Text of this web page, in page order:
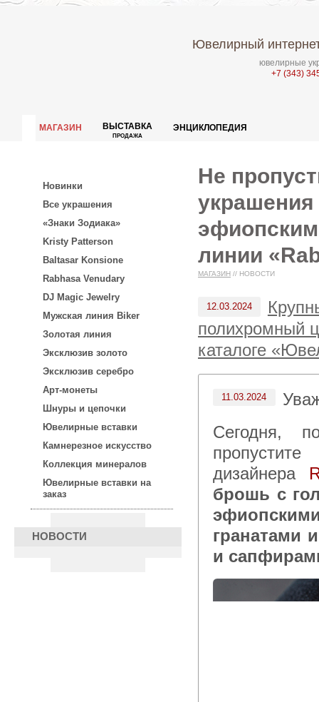
Ювелирный
ювелирные
+7 (343)
МАГАЗИН ВЫСТАВКА
ПРОДАЖА
ЭНЦИКЛОПЕДИЯ
Новинки
Все украшения
«Знаки Зодиака»
Kristy Patterson
Baltasar Konsione
Rabhasa Venudary
DJ Magic Jewelry
Мужская линия Biker
Золотая линия
Эксклюзив золото
Эксклюзив серебро
Арт-монеты
Шнуры и цепочки
Ювелирные вставки
Камнерезное искусство
Коллекция минералов
Ювелирные вставки на
заказ
НОВОСТИ
Не
украшения
линии
МАГАЗИН // НОВОСТИ
12.03.2024
полихромный
каталоге
11.03.2024
Сегодня, после 15:00 по московскому времени не
дизайнера
брошь с
гранатами
и